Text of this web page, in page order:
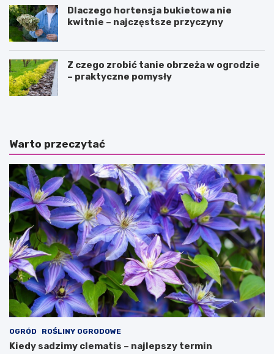
Dlaczego hortensja bukietowa nie
kwitnie – najczęstsze przyczyny
Z czego zrobić tanie obrzeża w ogrodzie
– praktyczne pomysły
Warto przeczytać
OGRÓD ROŚLINY OGRODOWE
Kiedy sadzimy clematis – najlepszy termin